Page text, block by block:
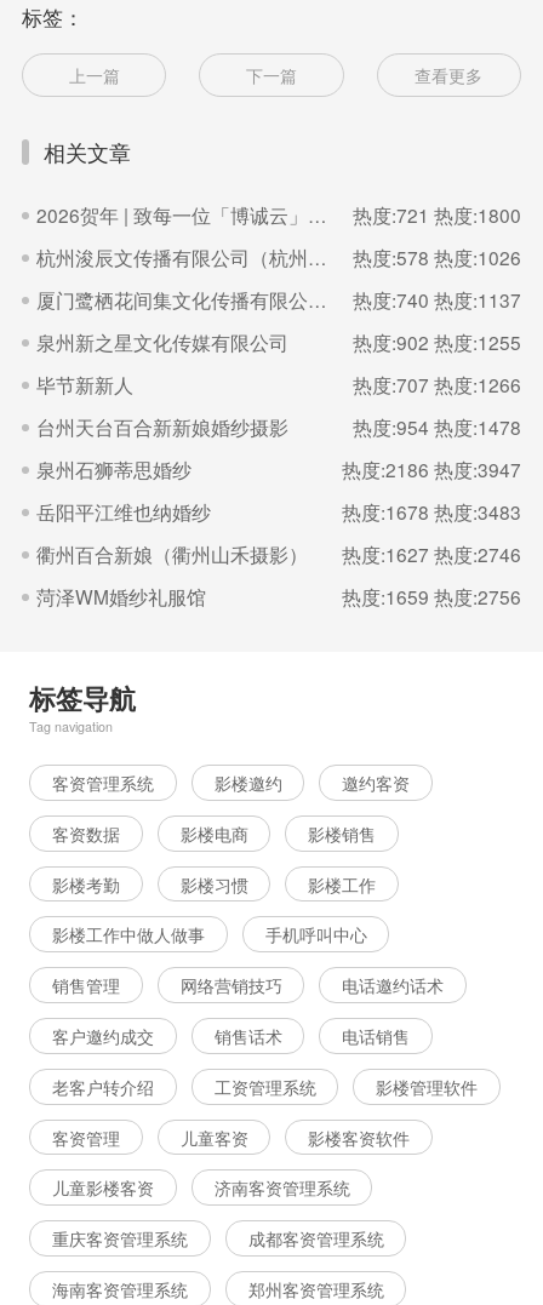
标签：
上一篇 下一篇 查看更多
相关文章
2026贺年 | 致每一位「博诚云」的家人 热度:721 热度:1800
杭州浚辰文传播有限公司（杭州无界影像空间）
热度:578 热度:1026
厦门鹭栖花间集文化传播有限公司（福建厦门良辰集摄影）
热度:740 热度:1137
泉州新之星文化传媒有限公司
热度:902 热度:1255
毕节新新人
热度:707 热度:1266
台州天台百合新新娘婚纱摄影
热度:954 热度:1478
泉州石狮蒂思婚纱
热度:2186 热度:3947
岳阳平江维也纳婚纱
热度:1678 热度:3483
衢州百合新娘（衢州山禾摄影）
热度:1627 热度:2746
菏泽WM婚纱礼服馆
热度:1659 热度:2756
标签导航
Tag navigation
客资管理系统 影楼邀约 邀约客资
客资数据 影楼电商 影楼销售
影楼考勤 影楼习惯 影楼工作
影楼工作中做人做事 手机呼叫中心
销售管理 网络营销技巧 电话邀约话术
客户邀约成交 销售话术 电话销售
老客户转介绍 工资管理系统 影楼管理软件
客资管理 儿童客资 影楼客资软件
儿童影楼客资 济南客资管理系统
重庆客资管理系统 成都客资管理系统
海南客资管理系统 郑州客资管理系统